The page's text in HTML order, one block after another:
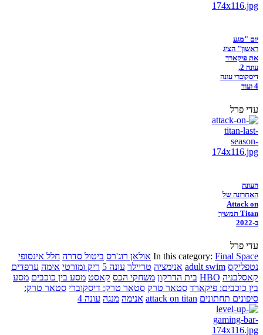
יום "מגע
ראשון" הציג
את פיקארד
עונה 2,
דיסקוברי עונה
4 ועוד
עדי פרל
העונה
האחרונה של
Attack on
Titan תמשיך
ב-2022
עדי פרל
In this category: Final Space אולאן רוג'רס ביטול סדרה חלל אינסופי
נטפליקס adult swim אנימציה טריילר עונה 5 ריק ומורטי אימה ערפדים
קאסלבניה HBO בית הדרקון משחקי הכס קאסט מסע בין כוכבים מסע
בין כוכבים: פיקארד סטאר טרק סטאר טרק: דיסקוברי סטאר טרק:
סיפונים תחתונים attack on titan אנימה מנגה עונה 4